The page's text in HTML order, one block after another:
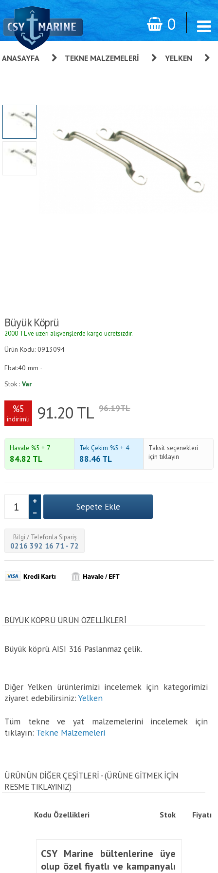
0
ANASAYFA TEKNE MALZEMELERI
YELKEN
Büyük Köprü
2000 TL ve üzeri alışverişlerde kargo ücretsizdir.
Ürün Kodu: 0913094
Ebat:40 mm ·
Stok :Var
%5
indirimli 91.20 TL 96.19TL
Havale %5 + 7
84.82 TL
Tek Çekim %5 + 4
88.46 TL
Taksit seçenekleri
için tıklayın
Bilgi / Telefonla Sipariş
0216 392 16 71 - 72
BÜYÜK KÖPRÜ ÜRÜN ÖZELLİKLERİ
Büyük köprü. AISI 316 Paslanmaz çelik.
Diğer Yelken ürünlerimizi incelemek için kategorimizi
ziyaret edebilirsiniz:Yelken
Tüm tekne ve yat malzemelerini incelemek için
tıklayın: Tekne Malzemeleri
ÜRÜNÜN DİĞER ÇEŞİTLERİ - (ÜRÜNE GITMEK IÇIN
RESME TIKLAYINIZ)
Kodu Özellikleri Stok Fiyatı
CSY Marine bültenlerine üye
olup özel fiyatlı ve kampanyalı